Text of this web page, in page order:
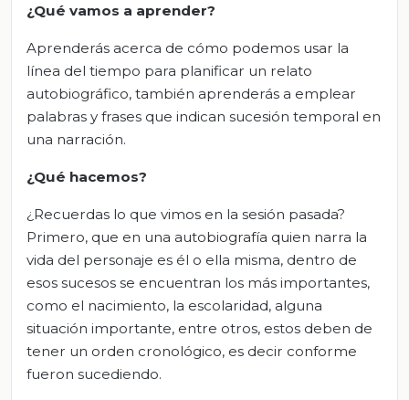
¿Qué vamos a aprender?
Aprenderás acerca de cómo podemos usar la
línea del tiempo para planificar un relato
autobiográfico, también aprenderás a emplear
palabras y frases que indican sucesión temporal en
una narración.
¿Qué hacemos?
¿Recuerdas lo que vimos en la sesión pasada?
Primero, que en una autobiografía quien narra la
vida del personaje es él o ella misma, dentro de
esos sucesos se encuentran los más importantes,
como el nacimiento, la escolaridad, alguna
situación importante, entre otros, estos deben de
tener un orden cronológico, es decir conforme
fueron sucediendo.